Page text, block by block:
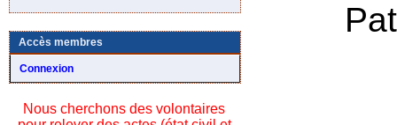
Accès membres
Connexion
Nous cherchons des volontaires